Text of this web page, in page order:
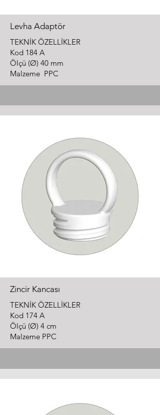
Levha Adaptör
TEKNİK ÖZELLİKLER
Kod 184 A
Ölçü (Ø) 40 mm
Malzeme PPC
Zincir Kancası
TEKNİK ÖZELLİKLER
Kod 174 A
Ölçü (Ø) 4 cm
Malzeme PPC